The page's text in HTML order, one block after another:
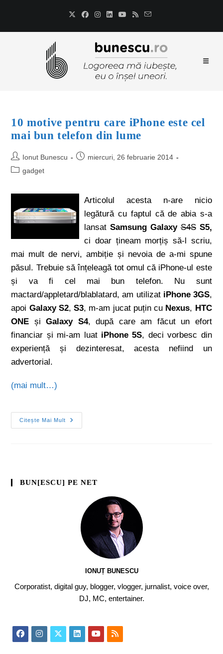
10 motive pentru care iPhone este cel
mai bun telefon din lume
Ionut Bunescu
miercuri, 26 februarie 2014
gadget
Articolul acesta n-are nicio
legătură cu faptul că de abia s-a
lansatSamsung GalaxyS4S S5,
ci doar țineam morțiș să-l scriu,
mai mult de nervi, ambiție și nevoia de a-mi spune
păsul. Trebuie să înțeleagă tot omul că iPhone-ul este
și va fi cel mai bun telefon. Nu sunt
mactard/appletard/blablatard, am utilizat iPhone 3GS,
apoi Galaxy S2,S3, m-am jucat puțin cu Nexus, HTC
ONE șiGalaxy S4, după care am făcut un efort
financiar și mi-am luat iPhone 5S, deci vorbesc din
experiență și dezinteresat, acesta nefiind un
advertorial.
(mai mult…)
Citește Mai Mult
BUN[ESCU] PE NET
IONUȚ BUNESCU
Corporatist, digital guy, blogger, vlogger, jurnalist, voice over,
DJ, MC, entertainer.